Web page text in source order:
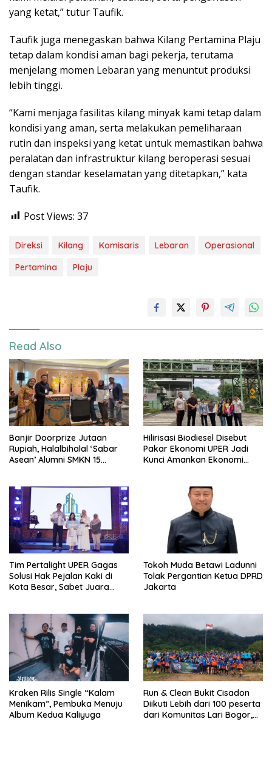
yang ketat,” tutur Taufik.
Taufik juga menegaskan bahwa Kilang Pertamina Plaju
tetap dalam kondisi aman bagi pekerja, terutama
menjelang momen Lebaran yang menuntut produksi
lebih tinggi.
“Kami menjaga fasilitas kilang minyak kami tetap dalam
kondisi yang aman, serta melakukan pemeliharaan
rutin dan inspeksi yang ketat untuk memastikan bahwa
peralatan dan infrastruktur kilang beroperasi sesuai
dengan standar keselamatan yang ditetapkan,” kata
Taufik.
Post Views: 37
Direksi Kilang Komisaris Lebaran
Operasional
Pertamina
Plaju
Read Also
Banjir Doorprize Jutaan
Rupiah, Halalbihalal ‘Sabar
Asean’ Alumni SMKN 15
Hilirisasi Biodiesel Disebut
Pakar Ekonomi UPER Jadi
Kunci Amankan Ekonomi
Tim Pertalight UPER Gagas
Solusi Hak Pejalan Kaki di
Kota Besar, Sabet Juara
Tokoh Muda Betawi Ladunni
Tolak Pergantian Ketua DPRD
Jakarta
Kraken Rilis Single “Kalam
Menikam”, Pembuka Menuju
Album Kedua Kaliyuga
Run & Clean Bukit Cisadon
Diikuti Lebih dari 100 peserta
dari Komunitas Lari Bogor,